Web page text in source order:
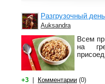
Разгрузочный день
Auksandra
Всем
на
+3 Комментарии (0)